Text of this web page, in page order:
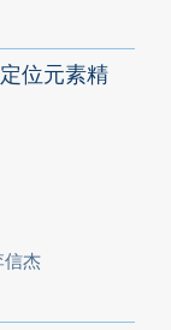
位元素精
信杰